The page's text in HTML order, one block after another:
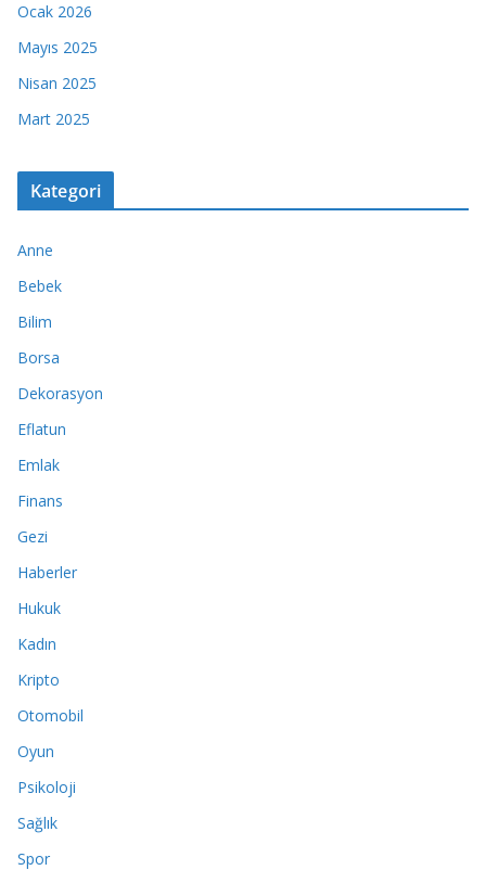
Ocak 2026
Mayıs 2025
Nisan 2025
Mart 2025
Kategori
Anne
Bebek
Bilim
Borsa
Dekorasyon
Eflatun
Emlak
Finans
Gezi
Haberler
Hukuk
Kadın
Kripto
Otomobil
Oyun
Psikoloji
Sağlık
Spor